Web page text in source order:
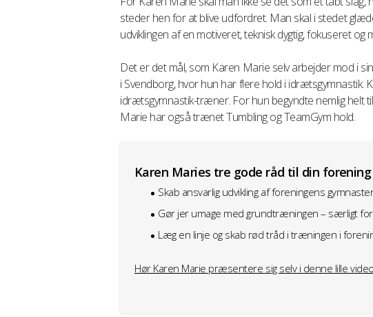
steder hen for at blive udfordret. Man skal i stedet
udviklingen af en motiveret, teknisk dygtig, fokuseret
Det er det mål, som Karen Marie selv arbejder mod i
i Svendborg, hvor hun har flere hold i
idrætsgymnastik-træner. For hun begyndte nemlig helt
Marie har også trænet Tumbling og TeamGym hold.
Karen Maries tre gode råd til din forening
Skab ansvarlig udvikling af foreningens
Gør jer umage med grundtræningen – særligt
Læg en linje og skab rød tråd i træningen i
Hør Karen Marie præsentere sig selv i denne lille video